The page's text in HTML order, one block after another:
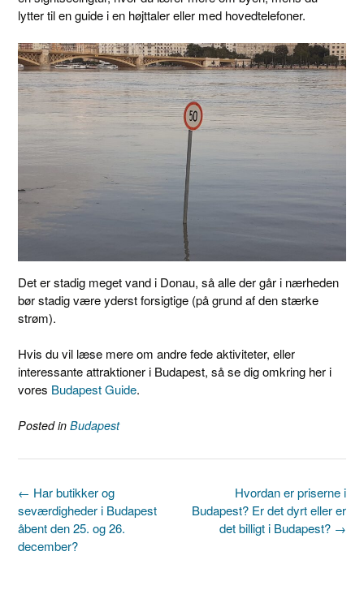
lytter til en guide i en højttaler eller med hovedtelefoner.
Det er stadig meget vand i Donau, så alle der går i nærheden
bør stadig være yderst forsigtige (på grund af den stærke
strøm).
Hvis du vil læse mere om andre fede aktiviteter, eller
interessante attraktioner i Budapest, så se dig omkring her i
vores Budapest Guide.
Posted in Budapest
Post
navigation
Hvordan er priserne i
Budapest? Er det dyrt eller er
det billigt i Budapest? →
← Har butikker og
seværdigheder i Budapest
åbent den 25. og 26.
december?